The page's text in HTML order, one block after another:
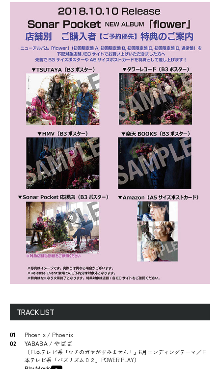
TRACK LIST
01
Phoenix / Phoenix
02
YABABA / やばば
（日本テレビ系「ウチのガヤがすみません！」6月エンディングテーマ／日
本テレビ系「バズリズム０２」POWER PLAY）